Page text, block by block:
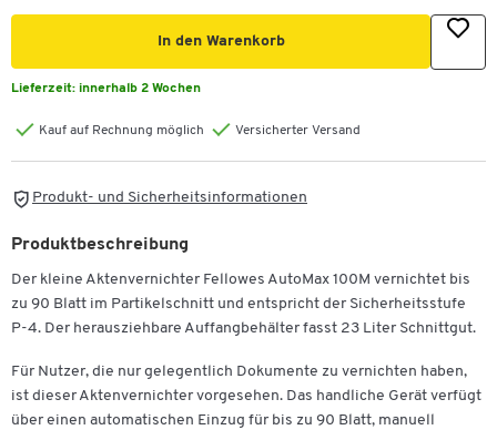
In den Warenkorb
Lieferzeit: innerhalb 2 Wochen
Kauf auf Rechnung möglich Versicherter Versand
Produkt- und Sicherheitsinformationen
Produktbeschreibung
Der kleine Aktenvernichter Fellowes AutoMax 100M vernichtet bis
zu 90 Blatt im Partikelschnitt und entspricht der Sicherheitsstufe
P-4. Der herausziehbare Auffangbehälter fasst 23 Liter Schnittgut.
Für Nutzer, die nur gelegentlich Dokumente zu vernichten haben,
ist dieser Aktenvernichter vorgesehen. Das handliche Gerät verfügt
über einen automatischen Einzug für bis zu 90 Blatt, manuell